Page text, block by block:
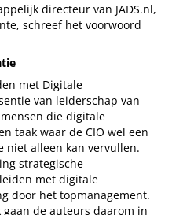
directeur van JADS.nl,
schreef het voorwoord
met Digitale
van leiderschap van
die digitale
taak waar de CIO wel een
niet alleen kan vervullen.
strategische
met digitale
door het topmanagement.
de auteurs daarom in